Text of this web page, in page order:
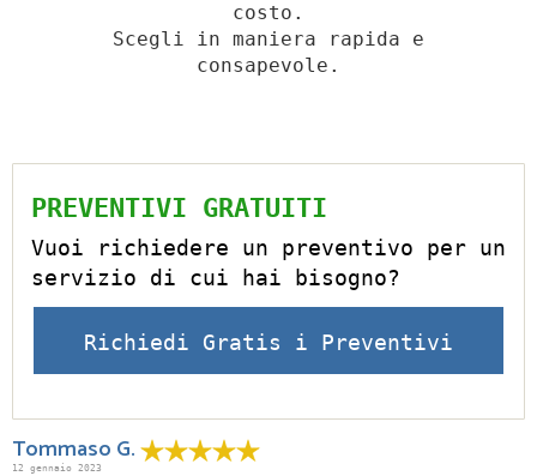
costo.
Scegli in maniera rapida e
consapevole.
PREVENTIVI GRATUITI
Vuoi richiedere un preventivo per un
servizio di cui hai bisogno?
Richiedi Gratis i Preventivi
Tommaso G.
12 gennaio 2023